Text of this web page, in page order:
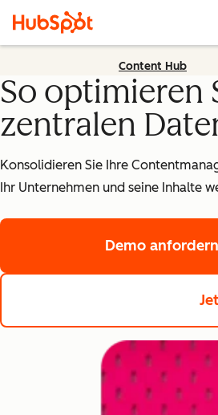
Content Hub
So optimieren
zentralen
Konsolidieren Sie Ihre
Ihr Unternehmen und seine Inhalte
Demo anfordern